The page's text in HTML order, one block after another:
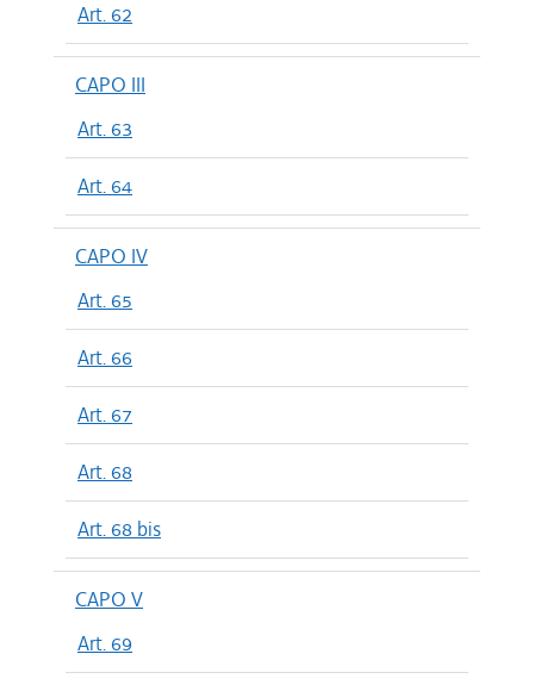
Art. 62
CAPO III
Art. 63
Art. 64
CAPO IV
Art. 65
Art. 66
Art. 67
Art. 68
Art. 68 bis
CAPO V
Art. 69